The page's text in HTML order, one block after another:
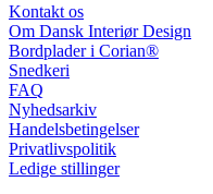
Kontakt os
Om Dansk Interiør Design
Bordplader i Corian®
Snedkeri
FAQ
Nyhedsarkiv
Handelsbetingelser
Privatlivspolitik
Ledige stillinger